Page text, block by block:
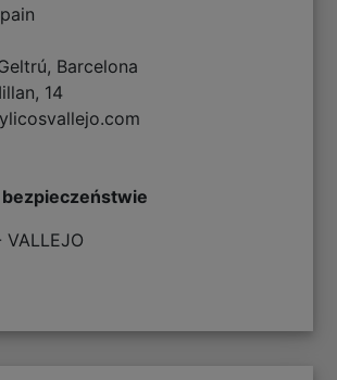
Barcelona
14